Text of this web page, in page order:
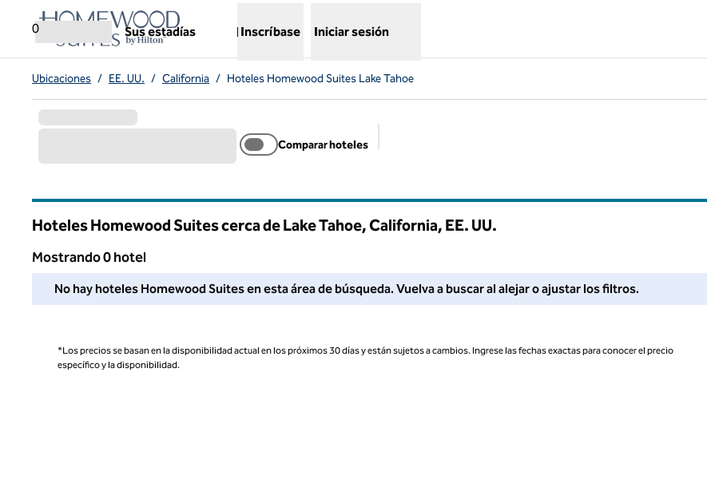
Saltar a contenido
0
Sus estadías
,abre una nueva pestaña
Inscríbase Iniciar sesión
Ubicaciones / EE. UU. / California / Hoteles Homewood Suites Lake Tahoe
Comparar hoteles
Hoteles Homewood Suites cerca de Lake Tahoe, California, EE. UU.
Mostrando 0 hotel
No pudimos encontrar ningún hotel para usted en esta área. Ajuste los filtros o intente alejar la imagen para obtener más
No hay hoteles Homewood Suites en esta área de búsqueda. Vuelva a buscar al alejar o ajustar los filtros.
*Los precios se basan en la disponibilidad actual en los próximos 30 días y están sujetos a cambios. Ingrese las fechas exactas para conocer el precio
específico y la disponibilidad.